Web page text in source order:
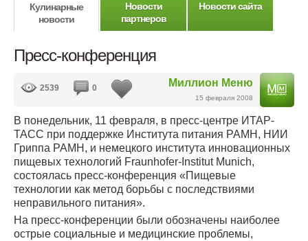
Кулинарные
новости
Новости
партнеров
Новости сайта
Пресс-конференция
Миллион Меню
15 февраля 2008
2539 0
В понедельник, 11 февраля, в пресс-центре ИТАР-
ТАСС при поддержке Института питания РАМН, НИИ
Гриппа РАМН, и немецкого института инновационных
пищевых технологий Fraunhofer-Institut Munich,
состоялась пресс-конференция «Пищевые
технологии как метод борьбы с последствиями
неправильного питания».
На пресс-конференции были обозначены наиболее
острые социальные и медицинские проблемы,